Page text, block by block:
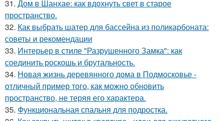
31. Дом в Шанхае: как вдохнуть свет в старое
пространство.
32. Как выбрать шатер для бассейна из поликарбоната:
советы и рекомендации
33. Интерьер в стиле "Разрушенного Замка": как
соединить роскошь и брутальность.
34. Новая жизнь деревянного дома в Подмосковье -
отличный пример того, как можно обновить
пространство, не теряя его характера.
35. Функциональная спальня для подростка.